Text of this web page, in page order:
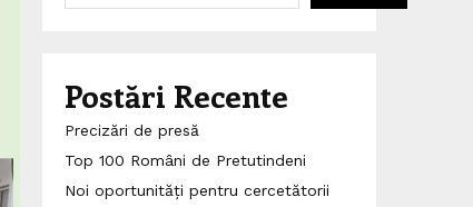
Postări Recente
Precizări de presă
Top 100 Români de Pretutindeni
Noi oportunități pentru cercetătorii